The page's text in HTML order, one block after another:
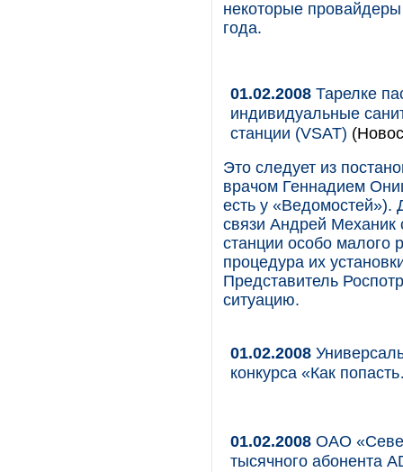
некоторые
года.
01.02.2008 Тарелке
индивидуальные
станции (VSAT)
Это следует из
врачом Геннадием
есть у «Ведомостей»).
связи Андрей Механик
станции особо малого
процедура их
Представитель
ситуацию.
01.02.2008
конкурса «Как
01.02.2008 ОАО
тысячного абонента